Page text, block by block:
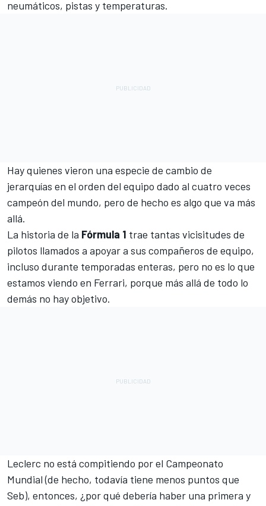
neumáticos, pistas y temperaturas.
Hay quienes vieron una especie de cambio de
jerarquías en el orden del equipo dado al cuatro veces
campeón del mundo, pero de hecho es algo que va más
allá.
La historia de la Fórmula 1 trae tantas vicisitudes de
pilotos llamados a apoyar a sus compañeros de equipo,
incluso durante temporadas enteras, pero no es lo que
estamos viendo en Ferrari, porque más allá de todo lo
demás no hay objetivo.
Leclerc no está compitiendo por el Campeonato
Mundial (de hecho, todavía tiene menos puntos que
Seb), entonces, ¿por qué debería haber una primera y